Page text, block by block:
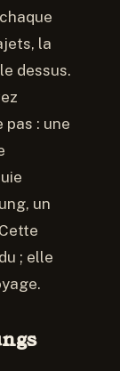
la
dessus.
: une
un
; elle